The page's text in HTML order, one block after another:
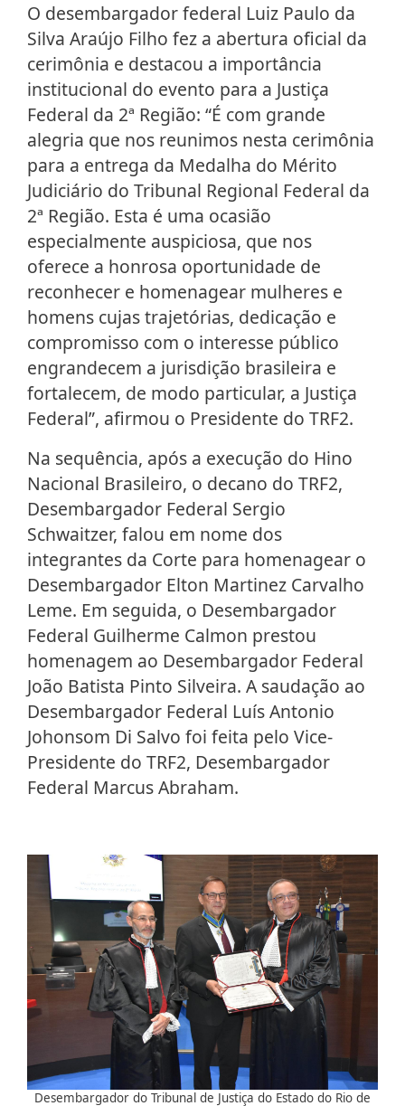
O desembargador federal Luiz Paulo da
Silva Araújo Filho fez a abertura oficial da
cerimônia e destacou a importância
institucional do evento para a Justiça
Federal da 2ª Região: “É com grande
alegria que nos reunimos nesta cerimônia
para a entrega da Medalha do Mérito
Judiciário do Tribunal Regional Federal da
2ª Região. Esta é uma ocasião
especialmente auspiciosa, que nos
oferece a honrosa oportunidade de
reconhecer e homenagear mulheres e
homens cujas trajetórias, dedicação e
compromisso com o interesse público
engrandecem a jurisdição brasileira e
fortalecem, de modo particular, a Justiça
Federal”, afirmou o Presidente do TRF2.
Na sequência, após a execução do Hino
Nacional Brasileiro, o decano do TRF2,
Desembargador Federal Sergio
Schwaitzer, falou em nome dos
integrantes da Corte para homenagear o
Desembargador Elton Martinez Carvalho
Leme. Em seguida, o Desembargador
Federal Guilherme Calmon prestou
homenagem ao Desembargador Federal
João Batista Pinto Silveira. A saudação ao
Desembargador Federal Luís Antonio
Johonsom Di Salvo foi feita pelo Vice-
Presidente do TRF2, Desembargador
Federal Marcus Abraham.
Desembargador do Tribunal de Justiça do Estado do Rio de